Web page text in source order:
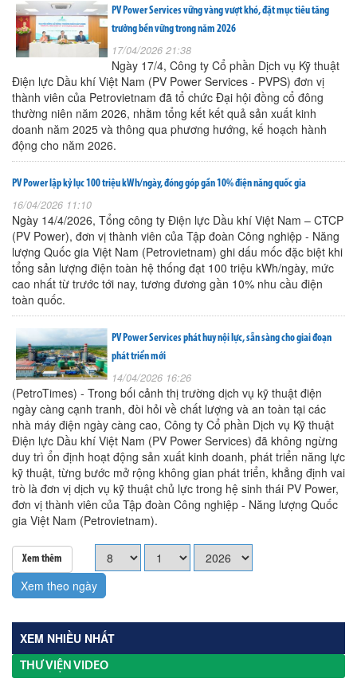
PV Power Services vững vàng vượt khó, đặt mục tiêu tăng
trưởng bền vững trong năm 2026
17/04/2026 21:38
Ngày 17/4, Công ty Cổ phần Dịch vụ Kỹ thuật
Điện lực Dầu khí Việt Nam (PV Power Services - PVPS) đơn vị
thành viên của Petrovietnam đã tổ chức Đại hội đồng cổ đông
thường niên năm 2026, nhằm tổng kết kết quả sản xuất kinh
doanh năm 2025 và thông qua phương hướng, kế hoạch hành
động cho năm 2026.
PV Power lập kỷ lục 100 triệu kWh/ngày, đóng góp gần 10% điện năng quốc gia
16/04/2026 11:10
Ngày 14/4/2026, Tổng công ty Điện lực Dầu khí Việt Nam – CTCP
(PV Power), đơn vị thành viên của Tập đoàn Công nghiệp - Năng
lượng Quốc gia Việt Nam (Petrovietnam) ghi dấu mốc đặc biệt khi
tổng sản lượng điện toàn hệ thống đạt 100 triệu kWh/ngày, mức
cao nhất từ trước tới nay, tương đương gần 10% nhu cầu điện
toàn quốc.
PV Power Services phát huy nội lực, sẵn sàng cho giai đoạn
phát triển mới
14/04/2026 16:26
(PetroTimes) - Trong bối cảnh thị trường dịch vụ kỹ thuật điện
ngày càng cạnh tranh, đòi hỏi về chất lượng và an toàn tại các
nhà máy điện ngày càng cao, Công ty Cổ phần Dịch vụ Kỹ thuật
Điện lực Dầu khí Việt Nam (PV Power Services) đã không ngừng
duy trì ổn định hoạt động sản xuất kinh doanh, phát triển năng lực
kỹ thuật, từng bước mở rộng không gian phát triển, khẳng định vai
trò là đơn vị dịch vụ kỹ thuật chủ lực trong hệ sinh thái PV Power,
đơn vị thành viên của Tập đoàn Công nghiệp - Năng lượng Quốc
gia Việt Nam (Petrovietnam).
Xem thêm
Xem theo ngày
XEM NHIỀU NHẤT
THƯ VIỆN VIDEO